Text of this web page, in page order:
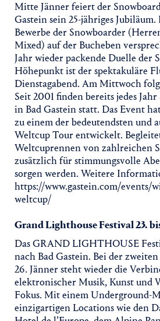
Mitte Jänner feiert der
Gastein sein 25-jähriges
Bewerbe der Snowboarder
Mixed) auf der Bucheben
Jahr wieder packende Duelle der
Höhepunkt ist der spektakuläre
Dienstagabend. Am Mittwoch
Seit 2001 finden bereits jedes
in Bad Gastein statt. Das Event
zu einem der bedeutendsten und
Weltcup Tour entwickelt.
Weltcuprennen von zahlreichen
zusätzlich für stimmungsvolle
sorgen werden. Weitere
https://www.gastein.com/events/
weltcup/
Grand Lighthouse Festival 23.
Das GRAND LIGHTHOUSE
nach Bad Gastein. Bei der zweiten
26. Jänner steht wieder die
elektronischer Musik, Kunst und
Fokus. Mit einem Underground-
einzigartigen Locations wie den